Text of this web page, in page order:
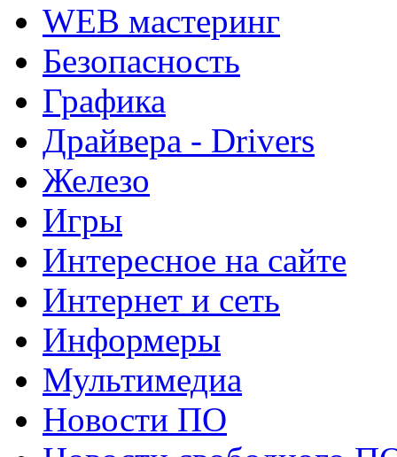
WEB мастеринг
Безопасность
Графика
Драйвера - Drivers
Железо
Игры
Интересное на сайте
Интернет и сеть
Информеры
Мультимедиа
Новости ПО